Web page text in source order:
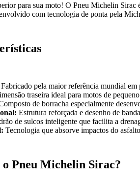
para sua moto! O Pneu Michelin
com tecnologia de ponta pela
Fabricado pela maior referência mundial em
traseira ideal para motos de
de borracha especialmente
Estrutura reforçada e desenho de
de sulcos inteligente que facilita a
Tecnologia que absorve impactos do
Pneu Michelin Sirac?